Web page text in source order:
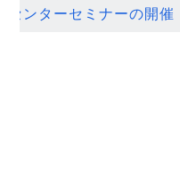
ンセンターセミナーの開催